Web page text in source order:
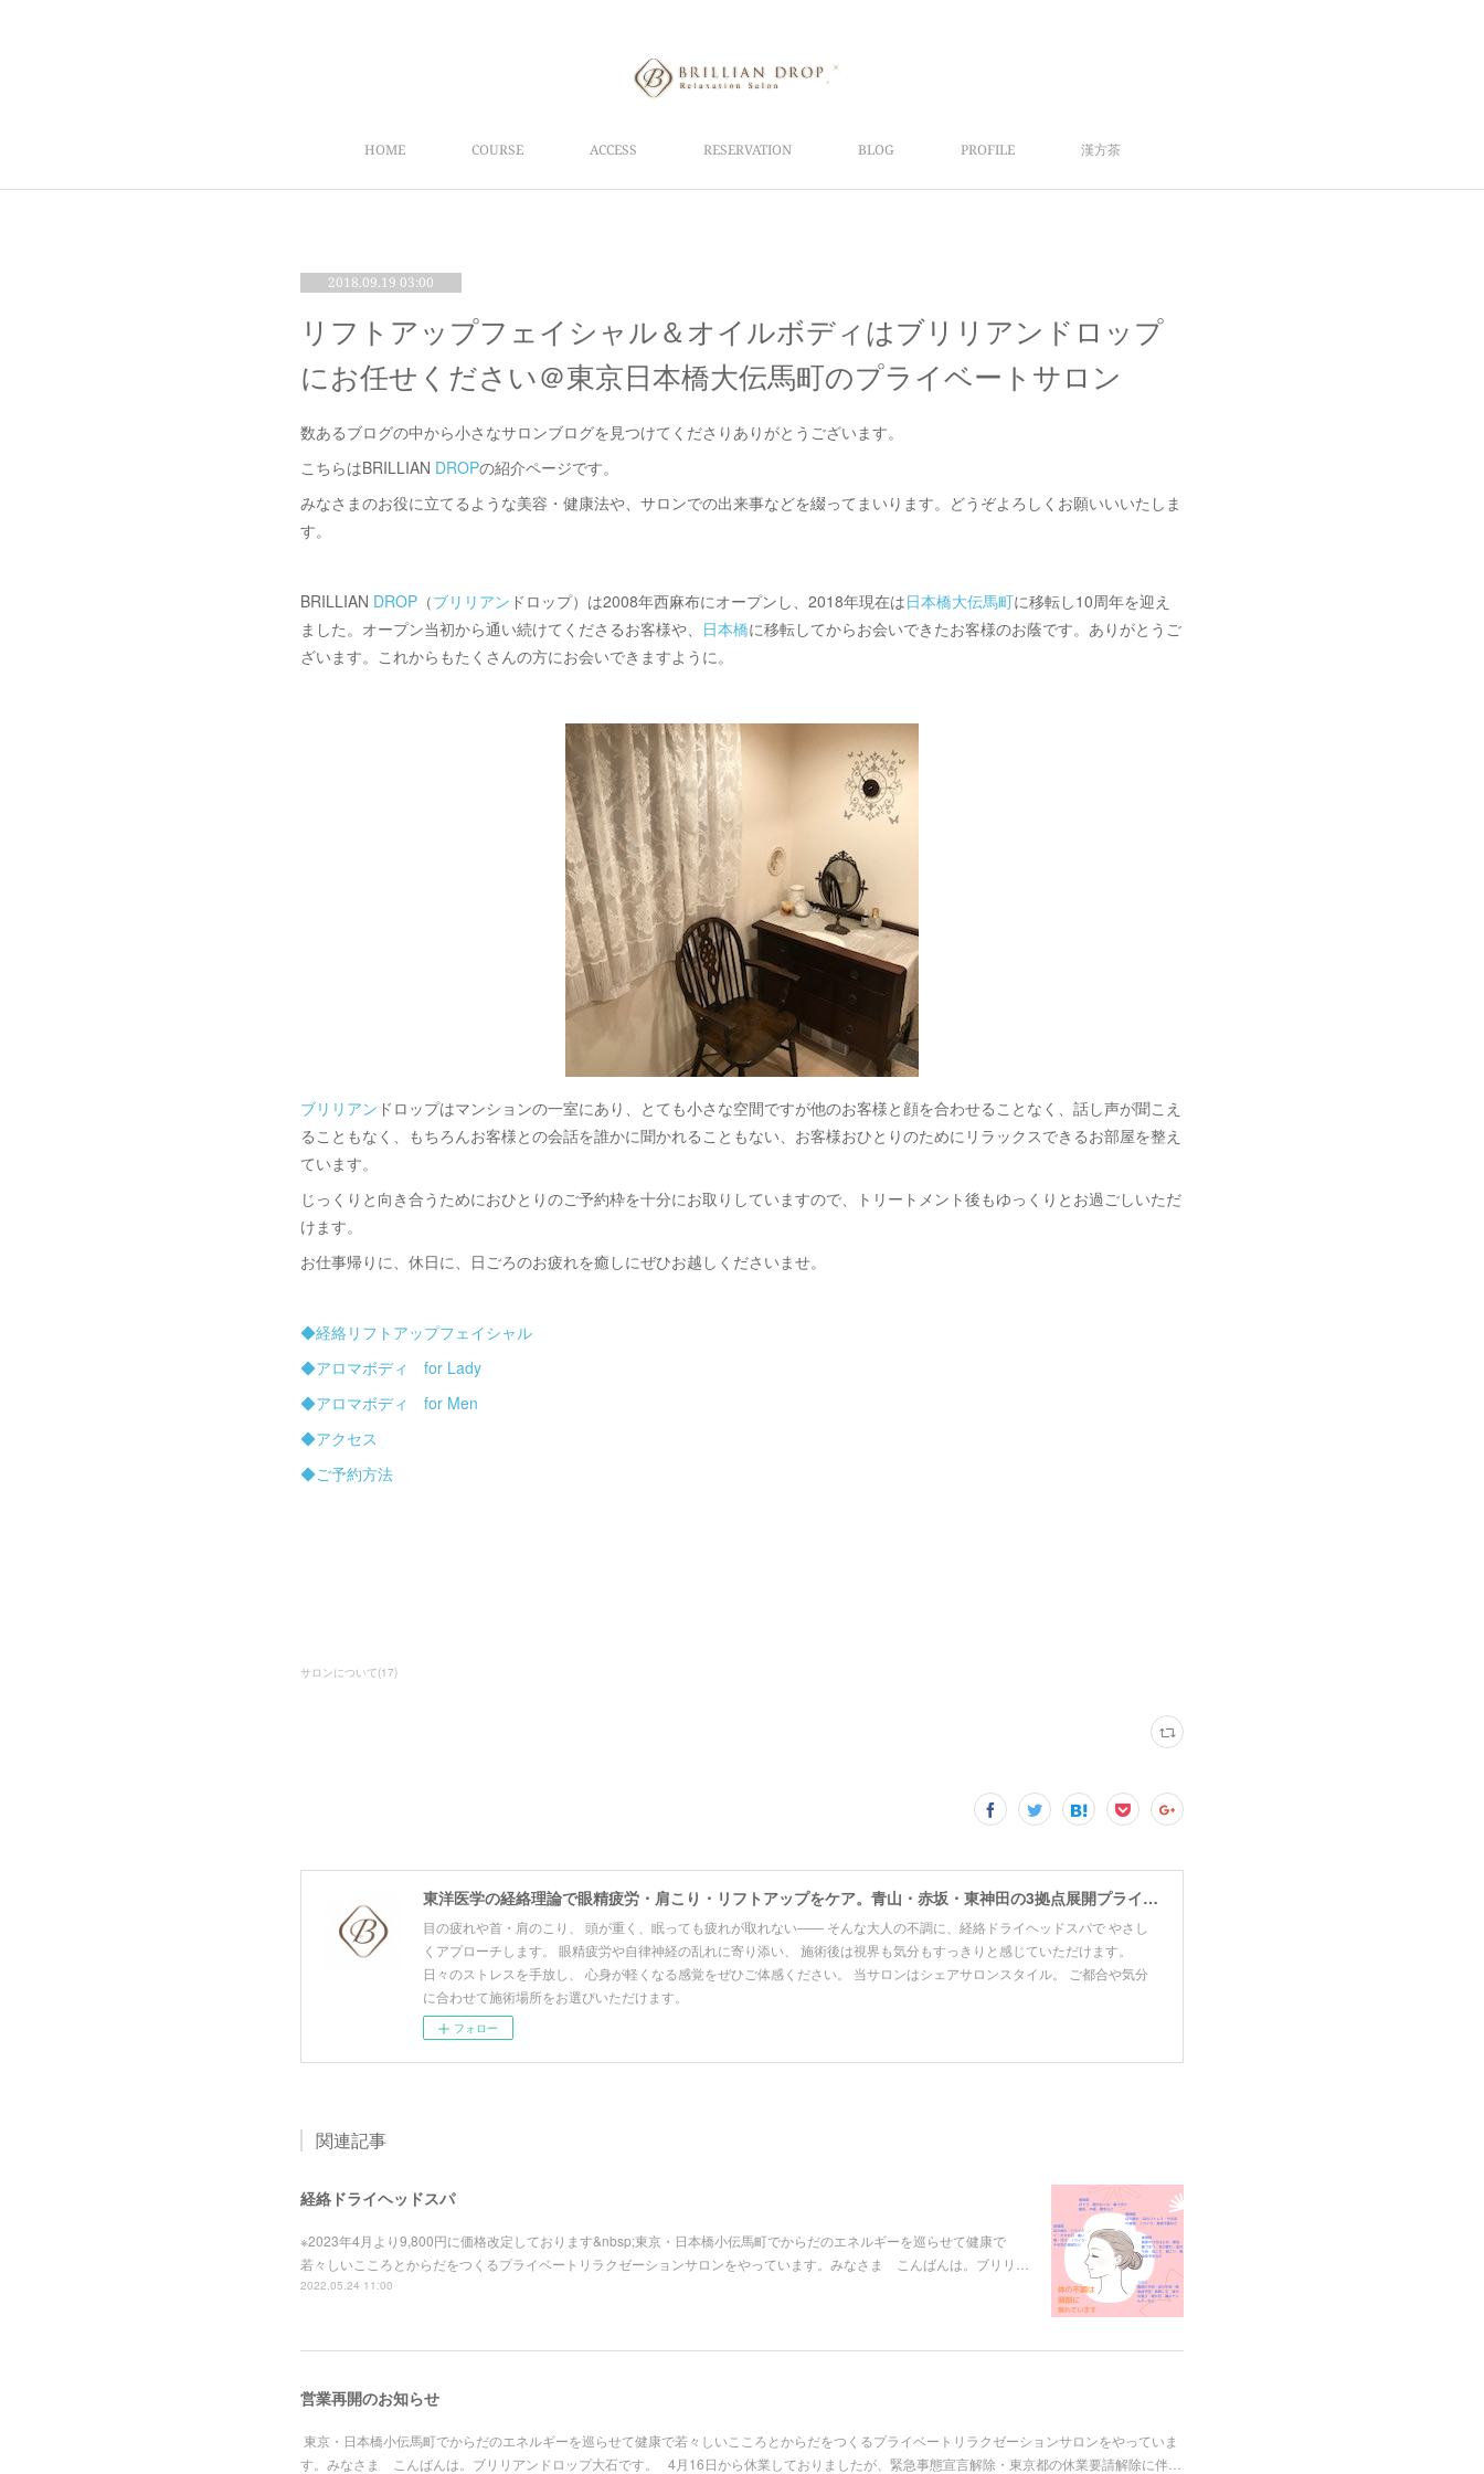
HOME COURSE ACCESS RESERVATION BLOG PROFILE 漢方茶
2018.09.19 03:00
リフトアップフェイシャル＆オイルボディはブリリアンドロップ
にお任せください＠東京日本橋大伝馬町のプライベートサロン
数あるブログの中から小さなサロンブログを見つけてくださりありがとうございます。
こちらはBRILLIAN DROPの紹介ページです。
みなさまのお役に立てるような美容・健康法や、サロンでの出来事などを綴ってまいります。どうぞよろしくお願いいいたしま
す。
BRILLIAN DROP （ブリリアン ドロップ）は2008年西麻布にオープンし、2018年現在は日本橋大伝馬町に移転し10周年を迎え
ました。オープン当初から通い続けてくださるお客様や、 日本橋に移転してからお会いできたお客様のお蔭です。ありがとうご
ざいます。これからもたくさんの方にお会いできますように。
ブリリアン ドロップはマンションの一室にあり、とても小さな空間ですが他のお客様と顔を合わせることなく、話し声が聞こえ
ることもなく、もちろんお客様との会話を誰かに聞かれることもない、お客様おひとりのためにリラックスできるお部屋を整え
ています。
じっくりと向き合うためにおひとりのご予約枠を十分にお取りしていますので、トリートメント後もゆっくりとお過ごしいただ
けます。
お仕事帰りに、休日に、日ごろのお疲れを癒しにぜひお越しくださいませ。
◆経絡リフトアップフェイシャル
◆アロマボディ for Lady
◆アロマボディ for Men
◆アクセス
◆ご予約方法
サロンについて(17)
東洋医学の経絡理論で眼精疲労・肩こり・リフトアップをケア。青山・赤坂・東神田の3拠点展開プライベートサロン。寝ても取れない疲れ・頭の重だるさにお悩みの方はご相談ください。
目の疲れや首・肩のこり、 頭が重く、眠っても疲れが取れない―― そんな大人の不調に、経絡ドライヘッドスパで やさし
くアプローチします。 眼精疲労や自律神経の乱れに寄り添い、 施術後は視界も気分もすっきりと感じていただけます。
日々のストレスを手放し、 心身が軽くなる感覚をぜひご体感ください。 当サロンはシェアサロンスタイル。 ご都合や気分
に合わせて施術場所をお選びいただけます。
フォロー
関連記事
経絡ドライヘッドスパ
※2023年4月より9,800円に価格改定しております&nbsp;東京・日本橋小伝馬町でからだのエネルギーを巡らせて健康で
若々しいこころとからだをつくるプライベートリラクゼーションサロンをやっています。みなさま こんばんは。ブリリ…
2022.05.24 11:00
営業再開のお知らせ
東京・日本橋小伝馬町でからだのエネルギーを巡らせて健康で若々しいこころとからだをつくるプライベートリラクゼーションサロンをやっていま
す。みなさま こんばんは。ブリリアンドロップ大石です。 4月16日から休業しておりましたが、緊急事態宣言解除・東京都の休業要請解除に伴…